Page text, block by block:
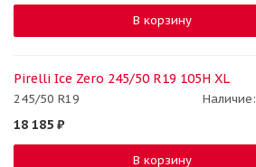
В корзину
Pirelli Ice Zero 245/50 R19 105H XL
245/50 R19 Наличие:
18 185 ₽
В корзину